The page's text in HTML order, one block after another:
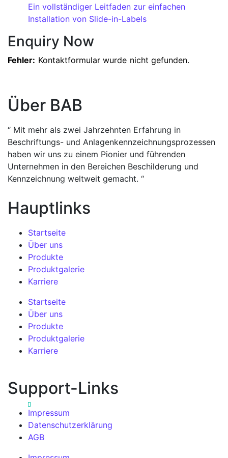
Ein vollständiger Leitfaden zur einfachen
Installation von Slide-in-Labels
Enquiry Now
Fehler: Kontaktformular wurde nicht gefunden.
Über BAB
“ Mit mehr als zwei Jahrzehnten Erfahrung in
Beschriftungs- und Anlagenkennzeichnungsprozessen
haben wir uns zu einem Pionier und führenden
Unternehmen in den Bereichen Beschilderung und
Kennzeichnung weltweit gemacht. “
Hauptlinks
Startseite
Über uns
Produkte
Produktgalerie
Karriere
Startseite
Über uns
Produkte
Produktgalerie
Karriere
Support-Links
Impressum
Datenschutzerklärung
AGB